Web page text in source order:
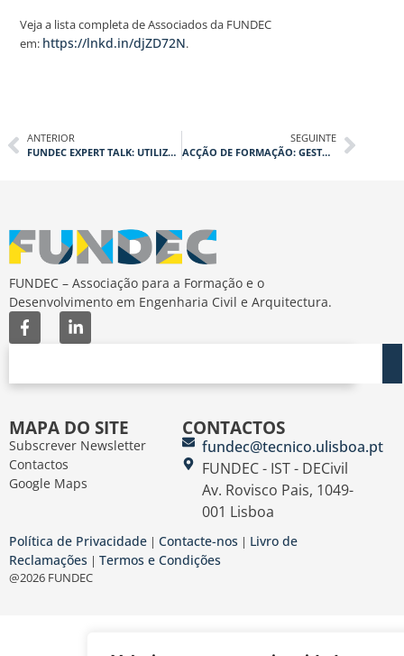
Veja a lista completa de Associados da FUNDEC
em: https://lnkd.in/djZD72N.
ANTERIOR
FUNDEC EXPERT TALK: UTILIZAÇÃO DA NORMA PORTUGUESA 2074:2015
SEGUINTE
ACÇÃO DE FORMAÇÃO: GESTÃO E DIRECÇÃO DE OBRAS
FUNDEC – Associação para a Formação e o
Desenvolvimento em Engenharia Civil e Arquitectura.
MAPA DO SITE
Subscrever Newsletter
Contactos
Google Maps
CONTACTOS
fundec@tecnico.ulisboa.pt
FUNDEC - IST - DECivil
Av. Rovisco Pais, 1049-
001 Lisboa
Política de Privacidade | Contacte-nos | Livro de
Reclamações | Termos e Condições
@2026 FUNDEC